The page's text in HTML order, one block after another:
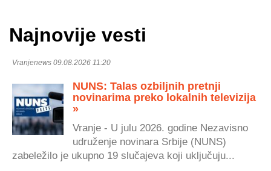
Najnovije vesti
Vranjenews 09.08.2026 11:20
NUNS: Talas ozbiljnih pretnji
novinarima preko lokalnih televizija
»
Vranje - U julu 2026. godine Nezavisno
udruženje novinara Srbije (NUNS)
zabeležilo je ukupno 19 slučajeva koji uključuju...